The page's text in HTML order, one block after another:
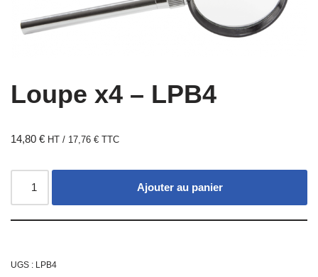
Loupe x4 – LPB4
14,80 € HT / 17,76 € TTC
Ajouter au panier
UGS : LPB4